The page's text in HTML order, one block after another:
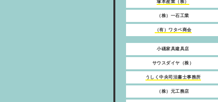
塚本産業（株）
（株）一石工業
（有）ワタベ商会
小礒家具建具店
サウスダイヤ（株）
うしく中央司法書士事務所
（株）元工務店